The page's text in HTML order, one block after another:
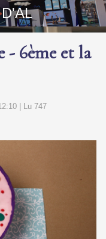
- 6ème et la
| Lu 747